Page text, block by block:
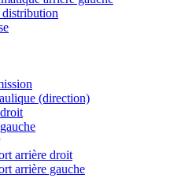
(direction)
arrière droit
arrière gauche